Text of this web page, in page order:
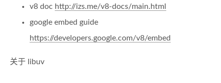
v8 doc http://izs.me/v8-docs/main.html
google embed guide
https://developers.google.com/v8/embed
关于 libuv